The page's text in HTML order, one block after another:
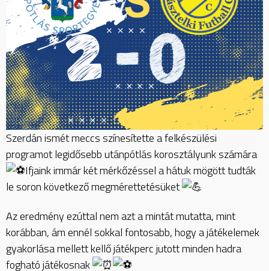
Szerdán ismét meccs színesítette a felkészülési
programot legidősebb utánpótlás korosztályunk számára
Ifjaink immár két mérkőzéssel a hátuk mögött tudták
le soron következő megmérettetésüket
Az eredmény ezúttal nem azt a mintát mutatta, mint
korábban, ám ennél sokkal fontosabb, hogy a játékelemek
gyakorlása mellett kellő játékperc jutott minden hadra
fogható játékosnak